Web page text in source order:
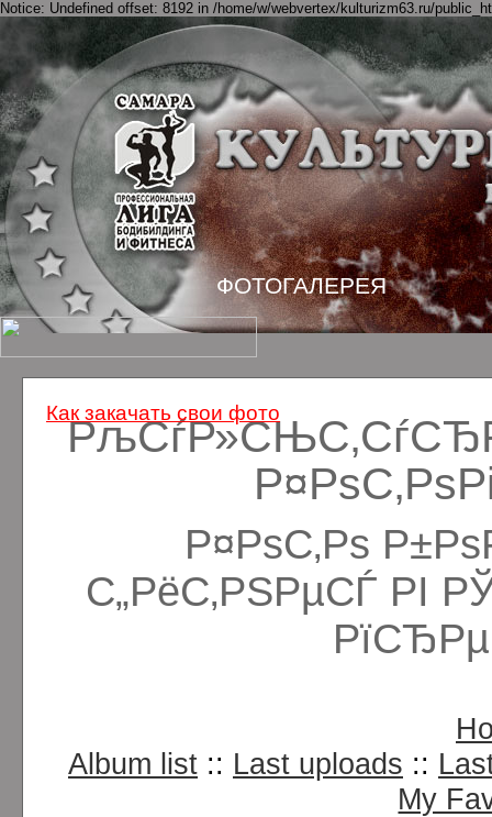
Notice: Undefined offset: 8192 in /home/w/webvertex/kulturizm63.ru/
Р¤РѕС‚Рѕ
С„РёС‚РЅРµСЃ РІ
Album list :: Last uploads ::
My
ФОТОГАЛЕРЕЯ
Как закачать свои фото